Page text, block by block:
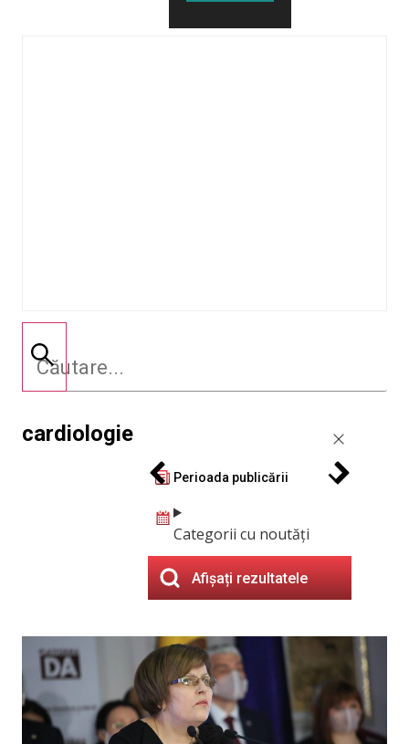
cardiologie
Perioada publicării
Categorii cu noutăți
Afișați rezultatele